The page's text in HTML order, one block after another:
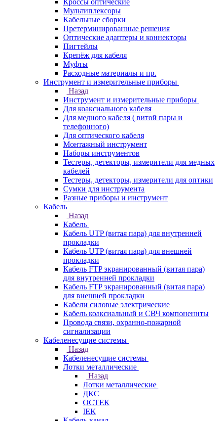
Кроссы оптические
Мультиплексоры
Кабельные сборки
Претерминированные решения
Оптические адаптеры и коннекторы
Пигтейлы
Крепёж для кабеля
Муфты
Расходные материалы и пр.
Инструмент и измерительные приборы
Назад
Инструмент и измерительные приборы
Для коаксиального кабеля
Для медного кабеля ( витой пары и
телефонного)
Для оптического кабеля
Монтажный инструмент
Наборы инструментов
Тестеры, детекторы, измерители для медных
кабелей
Тестеры, детекторы, измерители для оптики
Сумки для инструмента
Разные приборы и инструмент
Кабель
Назад
Кабель
Кабель UTP (витая пара) для внутренней
прокладки
Кабель UTP (витая пара) для внешней
прокладки
Кабель FTP экранированный (витая пара)
для внутренней прокладки
Кабель FTP экранированный (витая пара)
для внешней прокладки
Кабели силовые электрические
Кабель коаксиальный и СВЧ компоненнты
Провода связи, охранно-пожарной
сигнализации
Кабеленесущие системы
Назад
Кабеленесущие системы
Лотки металлические
Назад
Лотки металлические
ДКС
ОСТЕК
IEK